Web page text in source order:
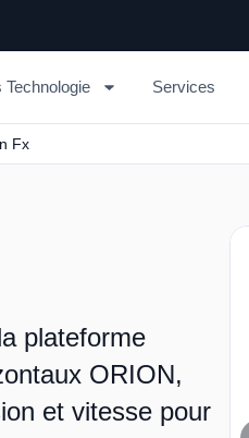
Technologie Services
Fx
plateforme
ORION,
et vitesse pour